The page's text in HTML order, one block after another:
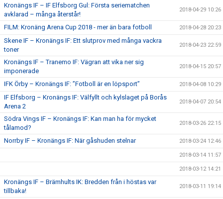
Kronängs IF – IF Elfsborg Gul: Första seriematchen
avklarad – många återstår!
2018-04-29 10:26
FILM: Kronäng Arena Cup 2018 - mer än bara fotboll 2018-04-28 20:23
Skene IF – Kronängs IF: Ett slutprov med många vackra
toner
2018-04-23 22:59
Kronängs IF – Tranemo IF: Vägran att vika ner sig
imponerade
2018-04-15 20:57
IFK Örby – Kronängs IF: ”Fotboll är en löpsport” 2018-04-08 10:29
IF Elfsborg – Kronängs IF: Välfyllt och kylslaget på Borås
Arena 2
2018-04-07 20:54
Södra Vings IF – Kronängs IF: Kan man ha för mycket
tålamod?
2018-03-26 22:15
Norrby IF – Kronängs IF: När gåshuden stelnar 2018-03-24 12:46
2018-03-14 11:57
2018-03-12 14:21
Kronängs IF – Brämhults IK: Bredden från i höstas var
tillbaka!
2018-03-11 19:14